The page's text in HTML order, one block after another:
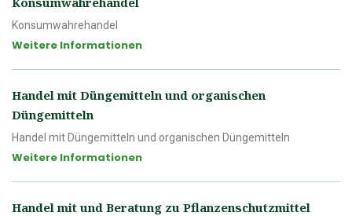
Konsumwahrehandel
Weitere Informationen
Handel mit Düngemitteln und organischen
Düngemitteln
Handel mit Düngemitteln und organischen Düngemitteln
Weitere Informationen
Handel mit und Beratung zu Pflanzenschutzmittel